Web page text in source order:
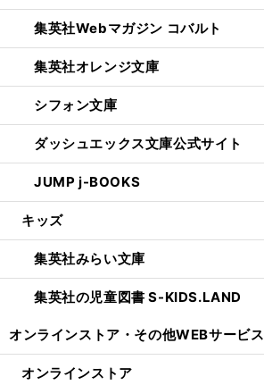
集英社Webマガジン コバルト
集英社オレンジ文庫
シフォン文庫
ダッシュエックス文庫公式サイト
JUMP j-BOOKS
キッズ
集英社みらい文庫
集英社の児童図書 S-KIDS.LAND
オンラインストア・ その他WEBサービス
オンラインストア